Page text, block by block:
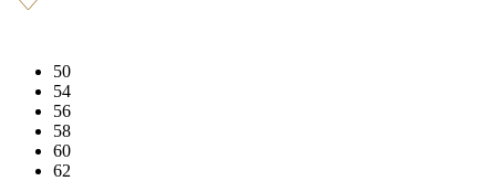
50
54
56
58
60
62